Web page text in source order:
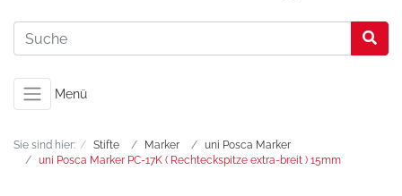
Menü
Sie sind hier: Stifte Marker
uni Posca Marker
uni Posca Marker PC-17K ( Rechteckspitze extra-breit ) 15mm